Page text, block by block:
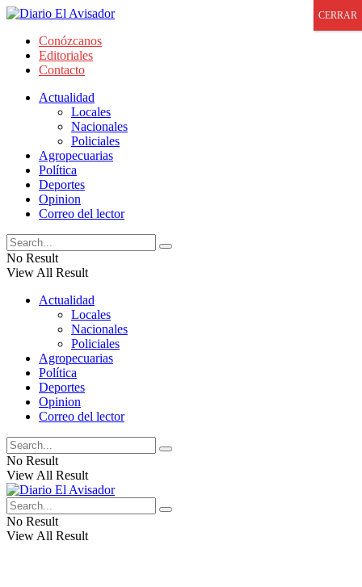
Conózcanos
Editoriales
Contacto
Actualidad
Locales
Nacionales
Policiales
Agropecuarias
Política
Deportes
Opinion
Correo del lector
No Result
View All Result
Actualidad
Locales
Nacionales
Policiales
Agropecuarias
Política
Deportes
Opinion
Correo del lector
No Result
View All Result
No Result
View All Result
CERRAR